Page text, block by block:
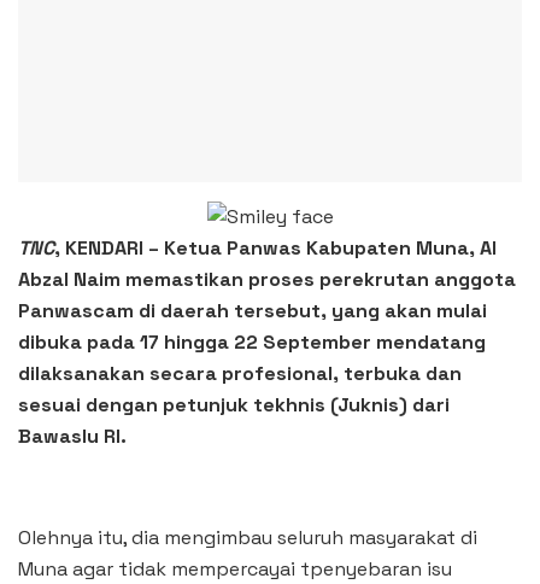
TNC, KENDARI – Ketua Panwas Kabupaten Muna, Al
Abzal Naim memastikan proses perekrutan anggota
Panwascam di daerah tersebut, yang akan mulai
dibuka pada 17 hingga 22 September mendatang
dilaksanakan secara profesional, terbuka dan
sesuai dengan petunjuk tekhnis (Juknis) dari
Bawaslu RI.
Olehnya itu, dia mengimbau seluruh masyarakat di
Muna agar tidak mempercayai tpenyebaran isu